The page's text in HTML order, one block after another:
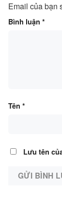
Email của bạn
Bình luận *
Tên *
Lưu tên